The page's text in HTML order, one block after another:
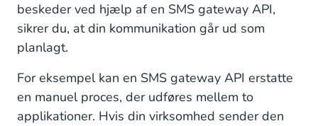
beskeder ved hjælp af en SMS gateway API,
sikrer du, at din kommunikation går ud som
planlagt.
For eksempel kan en SMS gateway API erstatte
en manuel proces, der udføres mellem to
applikationer. Hvis din virksomhed sender den